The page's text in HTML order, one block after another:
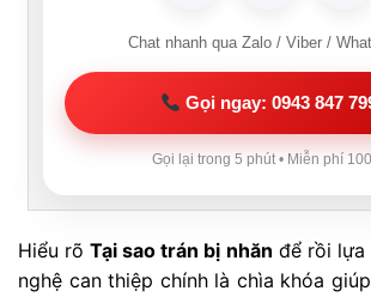
Chat nhanh qua Zalo / Viber /
Gọi ngay: 0943 847
Gọi lại trong 5 phút • Miễn phí
Hiểu rõTại sao trán bị nhăn để rồi lựa
nghệ can thiệp chính là chìa khóa